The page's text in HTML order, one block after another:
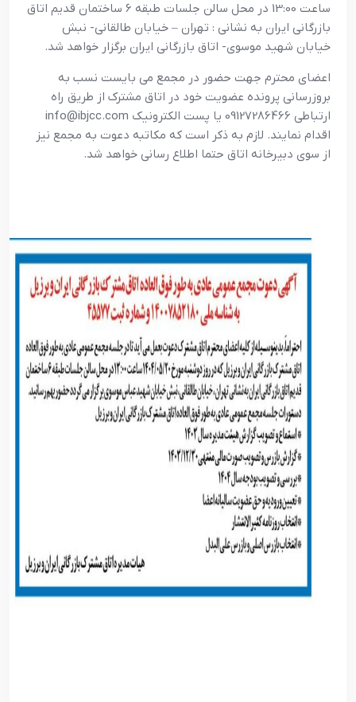
ساعت 13:00 در محل سالن جلسات طبقه 6 ساختمان قدیم اتاق
بازرگانی ایران به نشانی : تهران – خیابان طالقانی- نبش
خیابان شهید موسوی- اتاق بازرگانی ایران برگزار خواهد شد.
اعضای محترم جهت حضور در مجمع می بایست نسب به
بروزرسانی پرونده عضویت خود در اتاق مشترک از طریق راه
ارتباطی 09127286466 یا پست الکترونیک info@ibjcc.com
اقدام نمایند. لازم به ذکر است که مکاتبه دعوت به مجمع نیز
از سوی دبیرخانه اتاق حتما اطلاع رسانی خواهد شد.